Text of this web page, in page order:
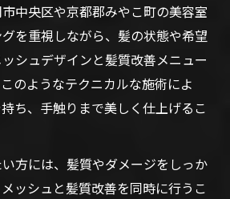
中央区や京都郡みやこ町の美容室
を重視しながら、髪の状態や希望
シュデザインと髪質改善メニュー
のようなテクニカルな施術によ
ち、手触りまで美しく仕上げるこ
方には、髪質やダメージをしっか
ッシュと髪質改善を同時に行うこ